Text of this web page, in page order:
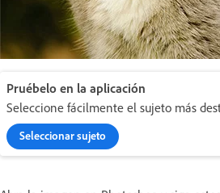
Pruébelo en la aplicación
Seleccione fácilmente el sujeto más
Seleccionar sujeto